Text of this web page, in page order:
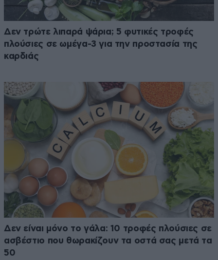
Δεν τρώτε λιπαρά ψάρια; 5 φυτικές τροφές
πλούσιες σε ωμέγα-3 για την προστασία της
καρδιάς
Δεν είναι μόνο το γάλα: 10 τροφές πλούσιες σε
ασβέστιο που θωρακίζουν τα οστά σας μετά τα
50